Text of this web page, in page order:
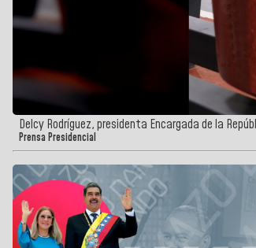
Delcy Rodríguez, presidenta Encargada de la
Prensa Presidencial